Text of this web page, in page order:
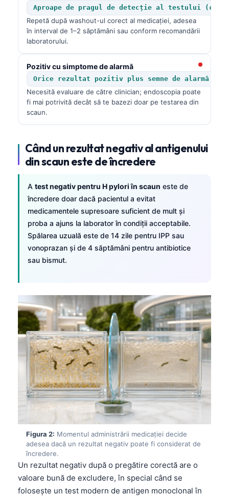
Aproape de pragul de detecție al testului
Repetă după washout-ul corect al medicației, adesea
în interval de 1–2 săptămâni sau conform recomandării
laboratorului.
Pozitiv cu simptome de alarmă
Orice rezultat pozitiv plus semne de alarmă
Necesită evaluare de către clinician; endoscopia poate
fi mai potrivită decât să te bazezi doar pe testarea din
scaun.
Când un rezultat negativ al antigenului
din scaun este de încredere
A test negativ pentru H pylori în scaun este de
încredere doar dacă pacientul a evitat
medicamentele supresoare suficient de mult și
proba a ajuns la laborator în condiții acceptabile.
Spălarea uzuală este de 14 zile pentru IPP sau
vonoprazan și de 4 săptămâni pentru antibiotice
sau bismut.
Figura 2: Momentul administrării medicației decide
adesea dacă un rezultat negativ poate fi considerat de
încredere.
Un rezultat negativ după o pregătire corectă are o
valoare bună de excludere, în special când se
folosește un test modern de antigen monoclonal în